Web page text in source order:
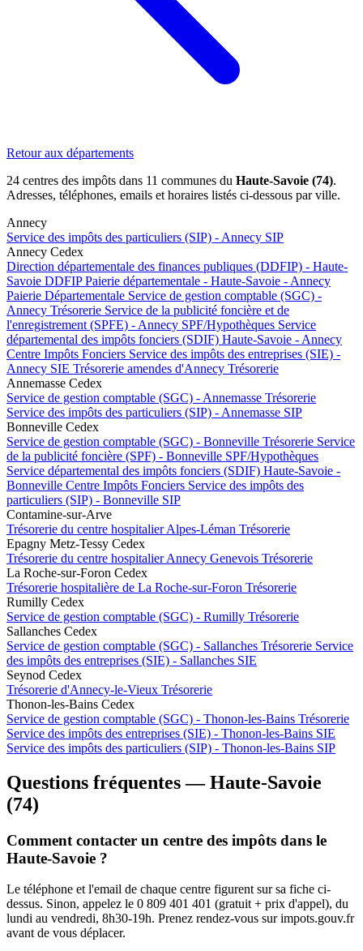
Retour aux départements
24 centres des impôts dans 11 communes du Haute-Savoie (74).
Adresses, téléphones, emails et horaires listés ci-dessous par ville.
Annecy
Service des impôts des particuliers (SIP) - Annecy SIP
Annecy Cedex
Direction départementale des finances publiques (DDFIP) - Haute-
Savoie DDFIP Paierie départementale - Haute-Savoie - Annecy
Paierie Départementale Service de gestion comptable (SGC) -
Annecy Trésorerie Service de la publicité foncière et de
l'enregistrement (SPFE) - Annecy SPF/Hypothèques Service
départemental des impôts fonciers (SDIF) Haute-Savoie - Annecy
Centre Impôts Fonciers Service des impôts des entreprises (SIE) -
Annecy SIE Trésorerie amendes d'Annecy Trésorerie
Annemasse Cedex
Service de gestion comptable (SGC) - Annemasse Trésorerie
Service des impôts des particuliers (SIP) - Annemasse SIP
Bonneville Cedex
Service de gestion comptable (SGC) - Bonneville Trésorerie Service
de la publicité foncière (SPF) - Bonneville SPF/Hypothèques
Service départemental des impôts fonciers (SDIF) Haute-Savoie -
Bonneville Centre Impôts Fonciers Service des impôts des
particuliers (SIP) - Bonneville SIP
Contamine-sur-Arve
Trésorerie du centre hospitalier Alpes-Léman Trésorerie
Epagny Metz-Tessy Cedex
Trésorerie du centre hospitalier Annecy Genevois Trésorerie
La Roche-sur-Foron Cedex
Trésorerie hospitalière de La Roche-sur-Foron Trésorerie
Rumilly Cedex
Service de gestion comptable (SGC) - Rumilly Trésorerie
Sallanches Cedex
Service de gestion comptable (SGC) - Sallanches Trésorerie Service
des impôts des entreprises (SIE) - Sallanches SIE
Seynod Cedex
Trésorerie d'Annecy-le-Vieux Trésorerie
Thonon-les-Bains Cedex
Service de gestion comptable (SGC) - Thonon-les-Bains Trésorerie
Service des impôts des entreprises (SIE) - Thonon-les-Bains SIE
Service des impôts des particuliers (SIP) - Thonon-les-Bains SIP
Questions fréquentes — Haute-Savoie
(74)
Comment contacter un centre des impôts dans le
Haute-Savoie ?
Le téléphone et l'email de chaque centre figurent sur sa fiche ci-
dessus. Sinon, appelez le 0 809 401 401 (gratuit + prix d'appel), du
lundi au vendredi, 8h30-19h. Prenez rendez-vous sur impots.gouv.fr
avant de vous déplacer.